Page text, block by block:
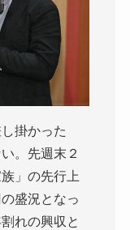
掛かった
。先週末２
」の先行上
盛況となっ
れの興収と